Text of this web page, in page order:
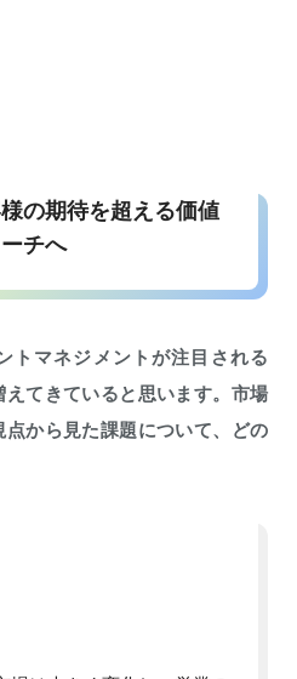
の期待を超える価値
チへ
トマネジメントが注目される
てきていると思います。市場
から見た課題について、どの